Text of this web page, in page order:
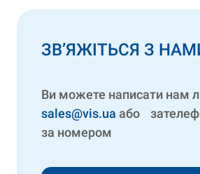
ЗВ’ЯЖІТЬСЯ З
Ви можете написати нам
sales@vis.ua або
за номером